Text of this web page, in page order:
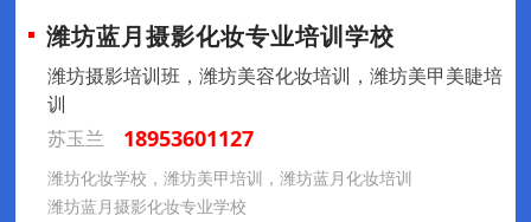
潍坊蓝月摄影化妆专业培训学校
潍坊摄影培训班，潍坊美容化妆培训，潍坊美甲美睫培
训
苏玉兰
18953601127
潍坊化妆学校，潍坊美甲培训，潍坊蓝月化妆培训
潍坊蓝月摄影化妆专业学校